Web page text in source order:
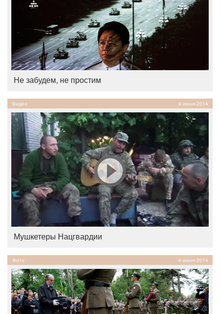
Не забудем, не простим
Видео 4 июня 2014
Мушкетеры Нацгвардии
Фото 4 июня 2014